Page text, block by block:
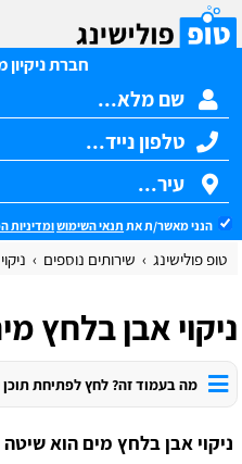
חברת
הנני מאשר/ת את תנאי השימושומדיניות
טופ פולישינג שירותים נוספים
ניקוי אבן בלחץ
מה בעמוד זה? לחץ לפתיחת תוכן
ניקוי אבן בלחץ מים הוא שיטה